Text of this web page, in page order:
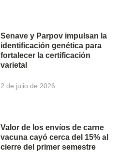
Senave y Parpov impulsan la
identificación genética para
fortalecer la certificación
varietal
2 de julio de 2026
Valor de los envíos de carne
vacuna cayó cerca del 15% al
cierre del primer semestre